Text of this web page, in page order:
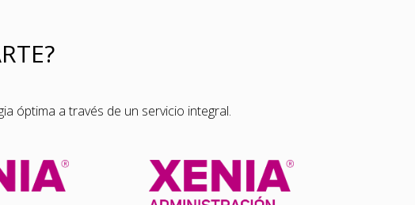
óptima a través de un servicio integral.